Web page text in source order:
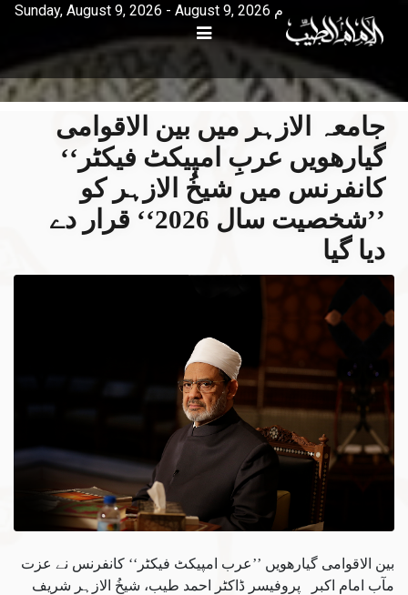
Sunday, August 9, 2026 - August 9, 2026 م
جامعہ الازہر میں بین الاقوامی
گیارھویں عربِ امپیکٹ فیکٹر‘‘
کانفرنس میں شیخُ الازہر کو
’’شخصیت سال 2026‘‘ قرار دے
دیا گیا
بین الاقوامی گیارھویں ’’عرب امپیکٹ فیکٹر‘‘ کانفرنس نے عزت
مآب امام اکبر پروفیسر ڈاکٹر احمد طیب، شیخُ الازہر شریف